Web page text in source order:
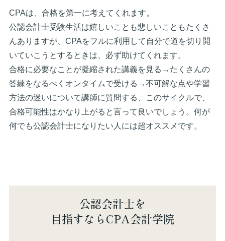
CPAは、合格を第一に考えてくれます。
公認会計士受験生活は嬉しいことも悲しいこともたくさ
んありますが、CPAをフルに利用して自分で道を切り開
いていこうとするときは、必ず助けてくれます。
合格に必要なことが凝縮された講義を見る→たくさんの
答練をなるべくオンタイムで受ける→不可解な点や学習
方法の迷いについて講師に質問する、このサイクルで、
合格可能性はかなり上がると言って良いでしょう。何が
何でも公認会計士になりたい人には超オススメです。
公認会計士を
目指すならCPA会計学院